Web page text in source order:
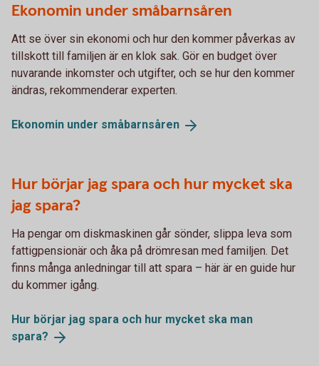
Ekonomin under småbarnsåren
Att se över sin ekonomi och hur den kommer påverkas av
tillskott till familjen är en klok sak. Gör en budget över
nuvarande inkomster och utgifter, och se hur den kommer
ändras, rekommenderar experten.
Ekonomin under småbarnsåren
Hur börjar jag spara och hur mycket ska
jag spara?
Ha pengar om diskmaskinen går sönder, slippa leva som
fattigpensionär och åka på drömresan med familjen. Det
finns många anledningar till att spara – här är en guide hur
du kommer igång.
Hur börjar jag spara och hur mycket ska man
spara?